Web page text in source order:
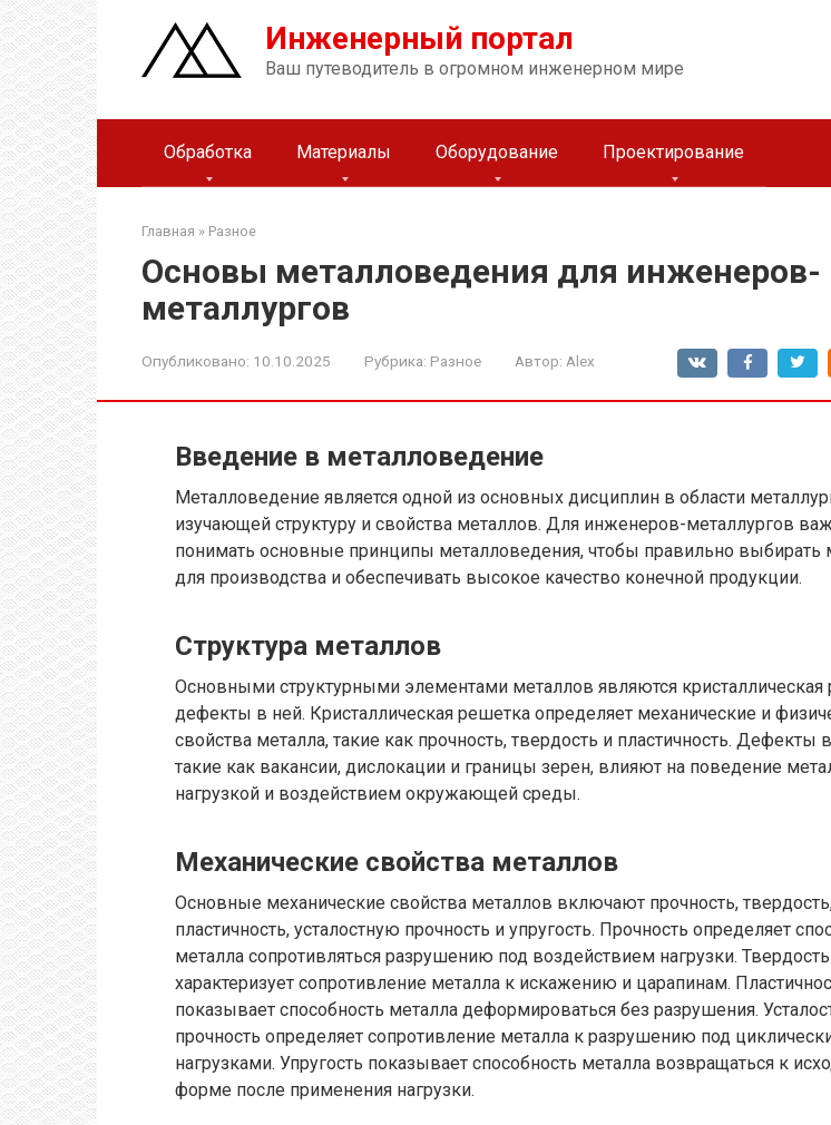
Перейти
к
контенту
Инженерный портал
Ваш путеводитель в огромном инженерном мире
Обработка Материалы Оборудование Проектирование
Главная » Разное
Основы металловедения для инженеров-
металлургов
Опубликовано: 10.10.2025 Рубрика: Разное Автор: Alex
Введение в металловедение
Металловедение является одной из основных дисциплин в области
изучающей структуру и свойства металлов. Для инженеров-металлургов
понимать основные принципы металловедения, чтобы правильно выбирать
для производства и обеспечивать высокое качество конечной продукции.
Структура металлов
Основными структурными элементами металлов являются кристаллическая
дефекты в ней. Кристаллическая решетка определяет механические и
свойства металла, такие как прочность, твердость и пластичность. Дефекты
такие как вакансии, дислокации и границы зерен, влияют на поведение
нагрузкой и воздействием окружающей среды.
Механические свойства металлов
Основные механические свойства металлов включают прочность,
пластичность, усталостную прочность и упругость. Прочность определяет
металла сопротивляться разрушению под воздействием нагрузки. Твердость
характеризует сопротивление металла к искажению и царапинам.
показывает способность металла деформироваться без разрушения.
прочность определяет сопротивление металла к разрушению под
нагрузками. Упругость показывает способность металла возвращаться к
форме после применения нагрузки.